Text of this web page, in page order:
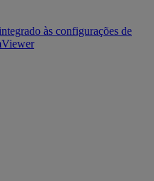
às configurações de